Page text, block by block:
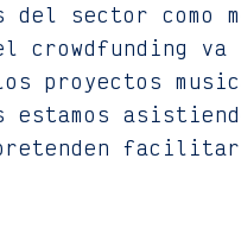
del sector como
crowdfunding
proyectos
estamos
pretenden